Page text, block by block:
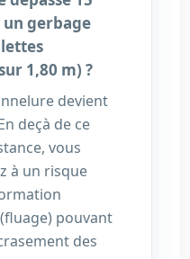
gerbage
1,80 m) ?
devient
deçà de ce
vous
à un risque
pouvant
des